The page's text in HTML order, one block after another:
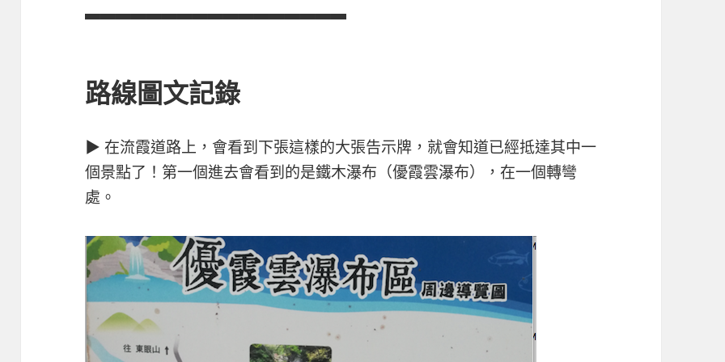
▃▃▃▃▃▃▃▃▃▃▃▃▃▃▃▃▃
路線圖文記錄
▶ 在流霞道路上，會看到下張這樣的大張告示牌，就會知道已經抵達其中一
個景點了！第一個進去會看到的是鐵木瀑布（優霞雲瀑布），在一個轉彎
處。